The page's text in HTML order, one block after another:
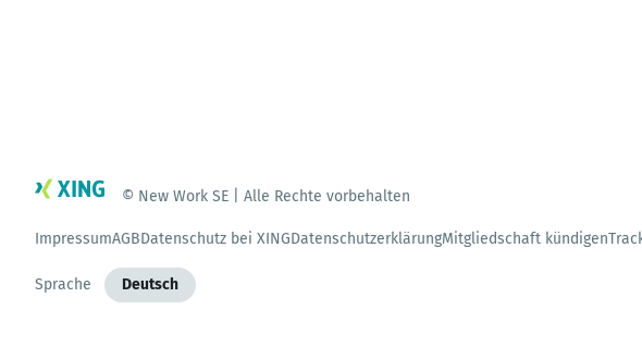
© New Work SE | Alle Rechte vorbehalten
ImpressumAGBDatenschutz bei XINGDatenschutzerklärungMitgliedschaft kündigen
Sprache Deutsch